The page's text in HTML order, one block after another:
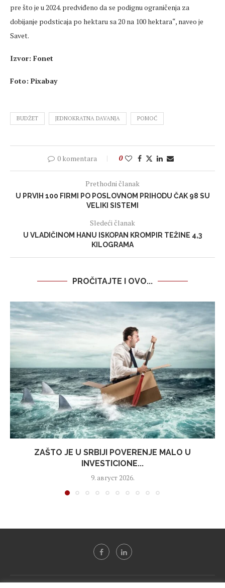
pre što je u 2024. predviđeno da se podignu ograničenja za
dobijanje podsticaja po hektaru sa 20 na 100 hektara“, naveo je
Savet.
Izvor: Fonet
Foto: Pixabay
BUDŽET JEDNOKRATNA DAVANJA POMOĆ
0 komentara 0
Prethodni članak
U PRVIH 100 FIRMI PO POSLOVNOM PRIHODU ČAK 98 SU
VELIKI SISTEMI
Sledeći članak
U VLADIČINOM HANU ISKOPAN KROMPIR TEŽINE 4,3
KILOGRAMA
PROČITAJTE I OVO...
ZAŠTO JE U SRBIJI POVERENJE MALO U
INVESTICIONE...
9. август 2026.